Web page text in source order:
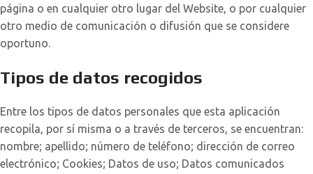
página o en cualquier otro lugar del Website, o por cualquier
otro medio de comunicación o difusión que se considere
oportuno.
Tipos de datos recogidos
Entre los tipos de datos personales que esta aplicación
recopila, por sí misma o a través de terceros, se encuentran:
nombre; apellido; número de teléfono; dirección de correo
electrónico; Cookies; Datos de uso; Datos comunicados